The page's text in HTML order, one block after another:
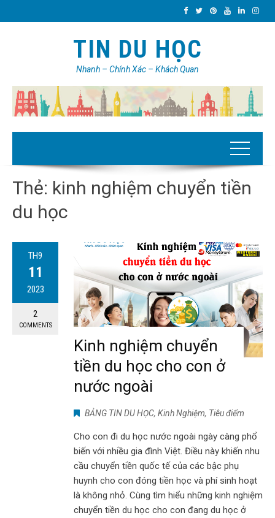
TIN DU HỌC
Nhanh – Chính Xác – Khách Quan
Thẻ: kinh nghiệm chuyển tiền
du học
TH9
11
2023
2
COMMENTS
Kinh nghiệm chuyển
tiền du học cho con ở
nước ngoài
BẢNG TIN DU HỌC, Kinh Nghiệm, Tiêu điểm
Cho con đi du học nước ngoài ngày càng phổ
biến với nhiều gia đình Việt. Điều này khiến nhu
cầu chuyển tiền quốc tế của các bậc phụ
huynh cho con đóng tiền học và phí sinh hoạt
là không nhỏ. Cùng tìm hiểu những kinh nghiệm
chuyển tiền du học cho con đang du học ở